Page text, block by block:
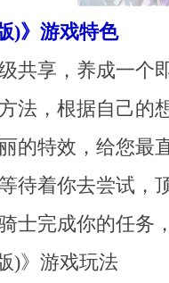
)》游戏特色
共享，养成一个
法，根据自己的
的特效，给您最
待着你去尝试，
士完成你的任务
)》游戏玩法